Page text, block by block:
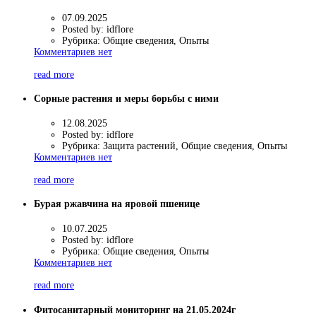
07.09.2025
Posted by: idflore
Рубрика: Общие сведения, Опыты
Комментариев нет
read more
Сорные растения и меры борьбы с ними
12.08.2025
Posted by: idflore
Рубрика: Защита растений, Общие сведения, Опыты
Комментариев нет
read more
Бурая ржавчина на яровой пшенице
10.07.2025
Posted by: idflore
Рубрика: Общие сведения, Опыты
Комментариев нет
read more
Фитосанитарный мониторинг на 21.05.2024г